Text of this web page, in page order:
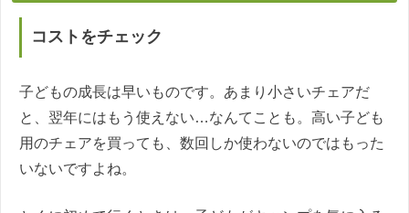
コストをチェック
子どもの成長は早いものです。あまり小さいチェアだ
と、翌年にはもう使えない…なんてことも。高い子ども
用のチェアを買っても、数回しか使わないのではもった
いないですよね。